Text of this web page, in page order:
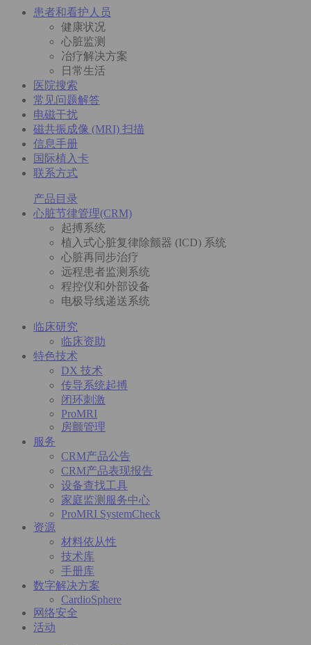
患者和看护人员
健康状况
心脏监测
冶疗解决方案
日常生活
医院搜索
常见问题解答
电磁干扰
磁共振成像 (MRI) 扫描
信息手册
国际植入卡
联系方式
产品目录
心脏节律管理(CRM)
起搏系统
植入式心脏复律除颤器 (ICD) 系统
心脏再同步治疗
远程患者监测系统
程控仪和外部设备
电极导线递送系统
临床研究
临床资助
特色技术
DX 技术
传导系统起搏
闭环刺激
ProMRI
房颤管理
服务
CRM产品公告
CRM产品表现报告
设备查找工具
家庭监测服务中心
ProMRI SystemCheck
资源
材料依从性
技术库
手册库
数字解决方案
CardioSphere
网络安全
活动